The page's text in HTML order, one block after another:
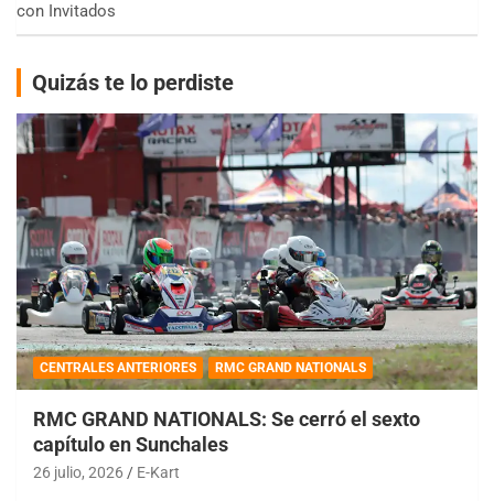
con Invitados
Quizás te lo perdiste
CENTRALES ANTERIORES RMC GRAND NATIONALS
RMC GRAND NATIONALS: Se cerró el sexto
capítulo en Sunchales
26 julio, 2026 E-Kart